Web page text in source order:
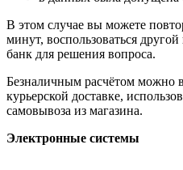
В этом случае вы можете
минут, воспользоваться
банк для решения вопроса.
Безналичным расчётом можно
курьерской доставке,
самовывоза из магазина.
Электронные системы